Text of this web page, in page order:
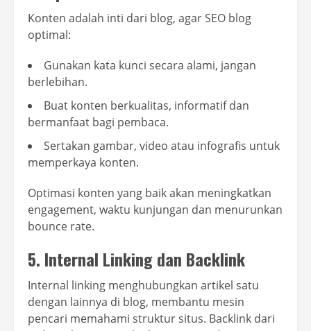
Konten adalah inti dari blog, agar SEO blog
optimal:
Gunakan kata kunci secara alami, jangan
berlebihan.
Buat konten berkualitas, informatif dan
bermanfaat bagi pembaca.
Sertakan gambar, video atau infografis untuk
memperkaya konten.
Optimasi konten yang baik akan meningkatkan
engagement, waktu kunjungan dan menurunkan
bounce rate.
5. Internal Linking dan Backlink
Internal linking menghubungkan artikel satu
dengan lainnya di blog, membantu mesin
pencari memahami struktur situs. Backlink dari